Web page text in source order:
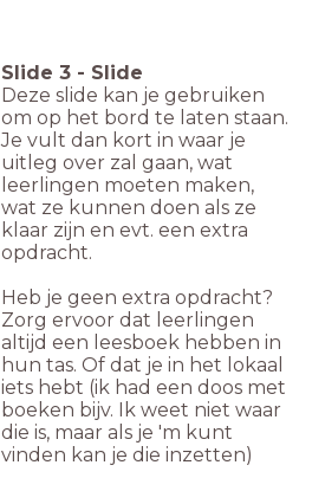
Slide 3 - Slide
Deze slide kan je gebruiken
om op het bord te laten staan.
Je vult dan kort in waar je
uitleg over zal gaan, wat
leerlingen moeten maken,
wat ze kunnen doen als ze
klaar zijn en evt. een extra
opdracht.
Heb je geen extra opdracht?
Zorg ervoor dat leerlingen
altijd een leesboek hebben in
hun tas. Of dat je in het lokaal
iets hebt (ik had een doos met
boeken bijv. Ik weet niet waar
die is, maar als je 'm kunt
vinden kan je die inzetten)